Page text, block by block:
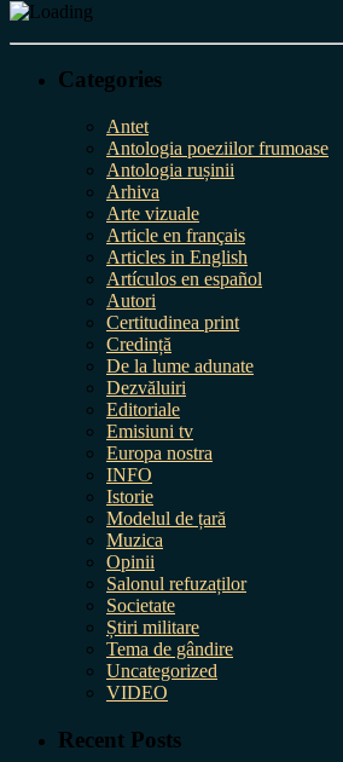
Categories
Antet
Antologia poeziilor frumoase
Antologia rușinii
Arhiva
Arte vizuale
Article en français
Articles in English
Artículos en español
Autori
Certitudinea print
Credință
De la lume adunate
Dezvăluiri
Editoriale
Emisiuni tv
Europa nostra
INFO
Istorie
Modelul de țară
Muzica
Opinii
Salonul refuzaților
Societate
Știri militare
Tema de gândire
Uncategorized
VIDEO
Recent Posts